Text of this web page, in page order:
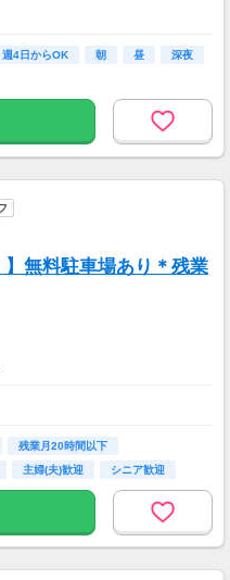
週4日からOK 朝 昼
深夜
】無料駐車場あり＊残業
残業月20時間以下
主婦(夫)歓迎 シニア歓迎